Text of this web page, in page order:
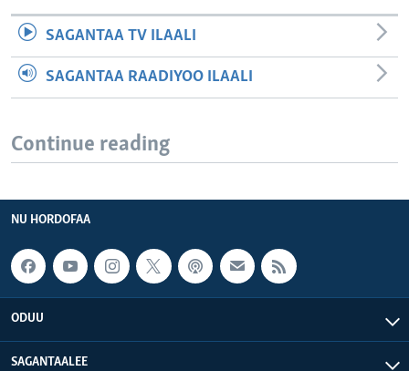
SAGANTAA TV ILAALI
SAGANTAA RAADIYOO ILAALI
Continue reading
NU HORDOFAA
ODUU
SAGANTAALEE